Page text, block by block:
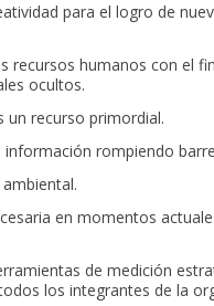
para el logro de
recursos humanos con el
ocultos.
un recurso primordial.
rompiendo
en momentos
de medición
los integrantes de la